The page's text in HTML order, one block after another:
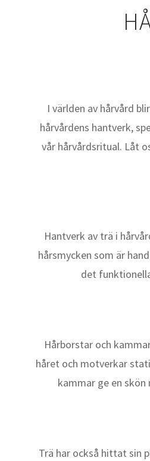
I världen av hårvård
hårvårdens hantverk,
vår hårvårdsritual. Låt
Hantverk av trä i
hårsmycken som är
det
Hårborstar och
håret och motverkar
kammar ge en
Trä har också hittat sin